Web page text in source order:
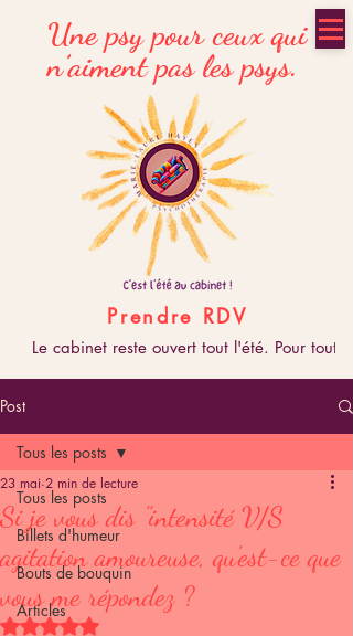
Une psy pour ceux qui
n’aiment pas les psys.
Prendre RDV
Le cabinet reste ouvert tout l'été. Pour
Post
Tous les posts
Billets d'humeur
Bouts de bouquin
Articles
Tous les posts
Si je vous dis "intensité V/S
agitation amoureuse, qu'est-ce que
vous me répondez ?
23 mai 2 min de lecture
Noté NaN étoiles sur 5.